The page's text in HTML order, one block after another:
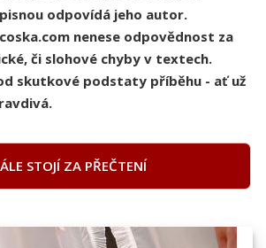
odpovídá jeho autor.
nenese odpovědnost za
či slohové chyby v textech.
skutkové podstaty příběhu - ať už
STOJÍ ZA PŘEČTENÍ